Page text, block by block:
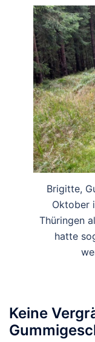
Brigitte,
Oktober
Thüringen
hatte
Keine